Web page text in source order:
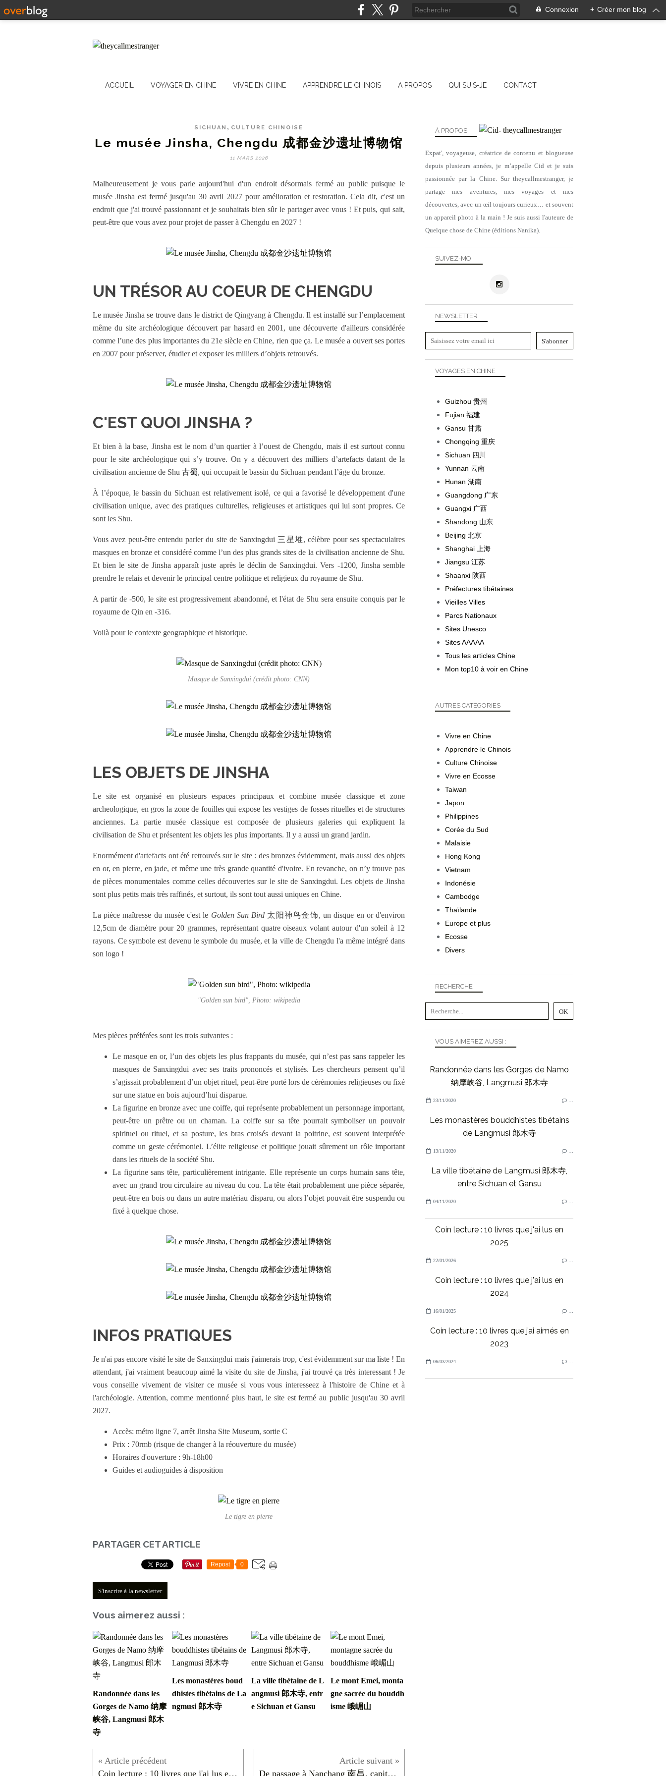
Connexion + Créer mon blog
ACCUEIL VOYAGER EN CHINE VIVRE EN CHINE APPRENDRE LE CHINOIS A PROPOS QUI SUIS-JE CONTACT
SICHUAN , CULTURE CHINOISE
Le musée Jinsha, Chengdu 成都金沙遗址博物馆
11 MARS 2026
Malheureusement je vous parle aujourd'hui d'un endroit désormais fermé au public puisque le
musée Jinsha est fermé jusqu'au 30 avril 2027 pour amélioration et restoration. Cela dit, c'est un
endroit que j'ai trouvé passionnant et je souhaitais bien sûr le partager avec vous ! Et puis, qui sait,
peut-être que vous avez pour projet de passer à Chengdu en 2027 !
UN TRÉSOR AU COEUR DE CHENGDU
Le musée Jinsha se trouve dans le district de Qingyang à Chengdu. Il est installé sur l’emplacement
même du site archéologique découvert par hasard en 2001, une découverte d'ailleurs considérée
comme l’une des plus importantes du 21e siècle en Chine, rien que ça. Le musée a ouvert ses portes
en 2007 pour préserver, étudier et exposer les milliers d’objets retrouvés.
C'EST QUOI JINSHA ?
Et bien à la base, Jinsha est le nom d’un quartier à l’ouest de Chengdu, mais il est surtout connu
pour le site archéologique qui s’y trouve. On y a découvert des milliers d’artefacts datant de la
civilisation ancienne de Shu 古蜀, qui occupait le bassin du Sichuan pendant l’âge du bronze.
À l’époque, le bassin du Sichuan est relativement isolé, ce qui a favorisé le développement d'une
civilisation unique, avec des pratiques culturelles, religieuses et artistiques qui lui sont propres. Ce
sont les Shu.
Vous avez peut-être entendu parler du site de Sanxingdui 三星堆, célèbre pour ses spectaculaires
masques en bronze et considéré comme l’un des plus grands sites de la civilisation ancienne de Shu.
Et bien le site de Jinsha apparaît juste après le déclin de Sanxingdui. Vers -1200, Jinsha semble
prendre le relais et devenir le principal centre politique et religieux du royaume de Shu.
A partir de -500, le site est progressivement abandonné, et l'état de Shu sera ensuite conquis par le
royaume de Qin en -316.
Voilà pour le contexte geographique et historique.
Masque de Sanxingdui (crédit photo: CNN)
LES OBJETS DE JINSHA
Le site est organisé en plusieurs espaces principaux et combine musée classique et zone
archeologique, en gros la zone de fouilles qui expose les vestiges de fosses rituelles et de structures
anciennes. La partie musée classique est composée de plusieurs galeries qui expliquent la
civilisation de Shu et présentent les objets les plus importants. Il y a aussi un grand jardin.
Enormément d'artefacts ont été retrouvés sur le site : des bronzes évidemment, mais aussi des objets
en or, en pierre, en jade, et même une très grande quantité d'ivoire. En revanche, on n’y trouve pas
de pièces monumentales comme celles découvertes sur le site de Sanxingdui. Les objets de Jinsha
sont plus petits mais très raffinés, et surtout, ils sont tout aussi uniques en Chine.
La pièce maîtresse du musée c'est le Golden Sun Bird 太阳神鸟金饰, un disque en or d'environ
12,5cm de diamètre pour 20 grammes, représentant quatre oiseaux volant autour d'un soleil à 12
rayons. Ce symbole est devenu le symbole du musée, et la ville de Chengdu l'a même intégré dans
son logo !
"Golden sun bird", Photo: wikipedia
Mes pièces préférées sont les trois suivantes :
Le masque en or, l’un des objets les plus frappants du musée, qui n’est pas sans rappeler les
masques de Sanxingdui avec ses traits prononcés et stylisés. Les chercheurs pensent qu’il
s’agissait probablement d’un objet rituel, peut-être porté lors de cérémonies religieuses ou fixé
sur une statue en bois aujourd’hui disparue.
La figurine en bronze avec une coiffe, qui représente probablement un personnage important,
peut-être un prêtre ou un chaman. La coiffe sur sa tête pourrait symboliser un pouvoir
spirituel ou rituel, et sa posture, les bras croisés devant la poitrine, est souvent interprétée
comme un geste cérémoniel. L’élite religieuse et politique jouait sûrement un rôle important
dans les rituels de la société Shu.
La figurine sans tête, particulièrement intrigante. Elle représente un corps humain sans tête,
avec un grand trou circulaire au niveau du cou. La tête était probablement une pièce séparée,
peut-être en bois ou dans un autre matériau disparu, ou alors l’objet pouvait être suspendu ou
fixé à quelque chose.
INFOS PRATIQUES
Je n'ai pas encore visité le site de Sanxingdui mais j'aimerais trop, c'est évidemment sur ma liste ! En
attendant, j'ai vraiment beaucoup aimé la visite du site de Jinsha, j'ai trouvé ça très interessant ! Je
vous conseille vivement de visiter ce musée si vous vous interesseez à l'histoire de Chine et à
l'archéologie. Attention, comme mentionné plus haut, le site est fermé au public jusqu'au 30 avril
2027.
Accès: métro ligne 7, arrêt Jinsha Site Museum, sortie C
Prix : 70rmb (risque de changer à la réouverture du musée)
Horaires d'ouverture : 9h-18h00
Guides et audioguides à disposition
Le tigre en pierre
PARTAGER CET ARTICLE
Repost 0
S'inscrire à la newsletter
Vous aimerez aussi :
Randonnée dans les
Gorges de Namo 纳摩
峡谷, Langmusi 郎木
寺
Les monastères boud
dhistes tibétains de La
ngmusi 郎木寺
La ville tibétaine de L
angmusi 郎木寺, entr
e Sichuan et Gansu
Le mont Emei, monta
gne sacrée du bouddh
isme 峨嵋山
Coin lecture : 10 livres que j'ai lus en 2025 De passage à Nanchang 南昌, capitale du Jiangxi
NEWSLETTER
SUIVEZ-MOI
RECHERCHE
À PROPOS
Expat', voyageuse, créatrice de contenu et blogueuse
depuis plusieurs années, je m’appelle Cid et je suis
passionnée par la Chine. Sur theycallmestranger, je
partage mes aventures, mes voyages et mes
découvertes, avec un œil toujours curieux… et souvent
un appareil photo à la main ! Je suis aussi l'auteure de
Quelque chose de Chine (éditions Nanika).
VOUS AIMEREZ AUSSI :
Randonnée dans les Gorges de Namo
纳摩峡谷, Langmusi 郎木寺
23/11/2020
Les monastères bouddhistes tibétains
de Langmusi 郎木寺
13/11/2020
La ville tibétaine de Langmusi 郎木寺,
entre Sichuan et Gansu
04/11/2020
Coin lecture : 10 livres que j'ai lus en
2025
22/01/2026
Coin lecture : 10 livres que j'ai lus en
2024
16/01/2025
Coin lecture : 10 livres que j’ai aimés en
2023
06/03/2024
VOYAGES EN CHINE
Guizhou 贵州
Fujian 福建
Gansu 甘肃
Chongqing 重庆
Sichuan 四川
Yunnan 云南
Hunan 湖南
Guangdong 广东
Guangxi 广西
Shandong 山东
Beijing 北京
Shanghai 上海
Jiangsu 江苏
Shaanxi 陕西
Préfectures tibétaines
Vieilles Villes
Parcs Nationaux
Sites Unesco
Sites AAAAA
Tous les articles Chine
Mon top10 à voir en Chine
AUTRES CATEGORIES
Vivre en Chine
Apprendre le Chinois
Culture Chinoise
Vivre en Ecosse
Taiwan
Japon
Philippines
Corée du Sud
Malaisie
Hong Kong
Vietnam
Indonésie
Cambodge
Thaïlande
Europe et plus
Ecosse
Divers